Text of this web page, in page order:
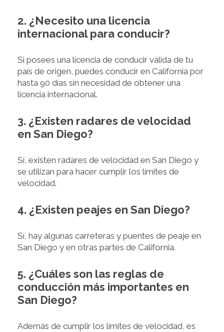
2. ¿Necesito una licencia
internacional para conducir?
Si posees una licencia de conducir válida de tu
país de origen, puedes conducir en California por
hasta 90 días sin necesidad de obtener una
licencia internacional.
3. ¿Existen radares de velocidad
en San Diego?
Sí, existen radares de velocidad en San Diego y
se utilizan para hacer cumplir los límites de
velocidad.
4. ¿Existen peajes en San Diego?
Sí, hay algunas carreteras y puentes de peaje en
San Diego y en otras partes de California.
5. ¿Cuáles son las reglas de
conducción más importantes en
San Diego?
Además de cumplir los límites de velocidad, es